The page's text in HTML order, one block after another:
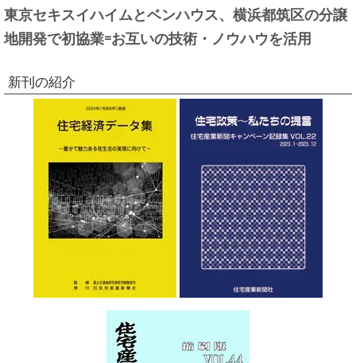
東京セキスイハイムとベンハウス、横浜都筑区の分譲
地開発で初協業=お互いの技術・ノウハウを活用
新刊の紹介